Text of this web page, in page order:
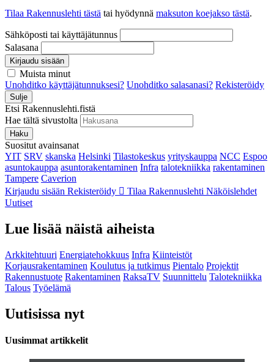
Tilaa Rakennuslehti tästä tai hyödynnä maksuton koejakso tästä.
Sähköposti tai käyttäjätunnus
Salasana
Kirjaudu sisään
Muista minut
Unohditko käyttäjätunnuksesi? Unohditko salasanasi? Rekisteröidy
Sulje
Etsi Rakennuslehti.fistä
Hae tältä sivustolta
Haku
Suositut avainsanat
YIT SRV skanska Helsinki Tilastokeskus yrityskauppa NCC Espoo
asuntokauppa asuntorakentaminen Infra talotekniikka rakentaminen
Tampere Caverion
Kirjaudu sisään Rekisteröidy Tilaa Rakennuslehti Näköislehdet
Uutiset
Lue lisää näistä aiheista
Arkkitehtuuri Energiatehokkuus Infra Kiinteistöt
Korjausrakentaminen Koulutus ja tutkimus Pientalo Projektit
Rakennustuote Rakentaminen RaksaTV Suunnittelu Talotekniikka
Talous Työelämä
Uutisissa nyt
Uusimmat artikkelit